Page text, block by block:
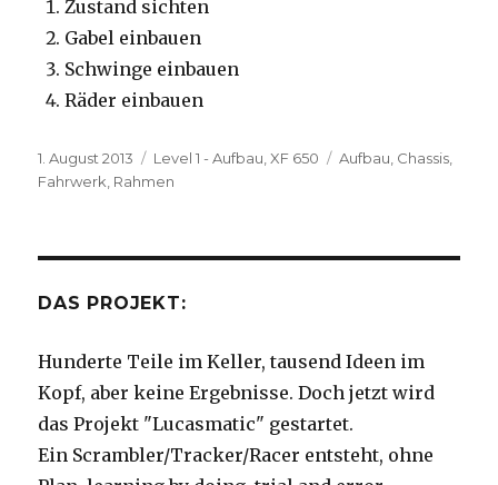
Zustand sichten
Gabel einbauen
Schwinge einbauen
Räder einbauen
Veröffentlicht
am
1. August 2013 Kategorien
Level 1 - Aufbau ,XF 650 Schlagwörter
Aufbau Chassis
Fahrwerk Rahmen
DAS PROJEKT:
Hunderte Teile im Keller, tausend Ideen im
Kopf, aber keine Ergebnisse. Doch jetzt wird
das Projekt "Lucasmatic" gestartet.
Ein Scrambler/Tracker/Racer entsteht, ohne